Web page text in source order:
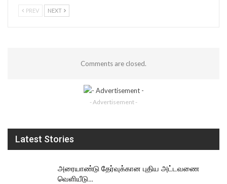
PREV NEXT
Comments are closed.
- Advertisement -
Latest Stories
அரையாண்டு தேர்வுக்கான புதிய அட்டவணை
வெளியீடு…